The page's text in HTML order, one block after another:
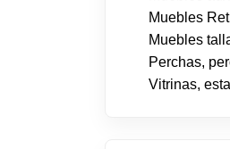
Muebles
Muebles
Perchas,
Vitrinas,